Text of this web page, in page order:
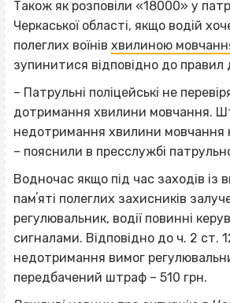
Також як розповіли «18000» у
Черкаської області, якщо водій
полеглих воїнів хвилиною
зупинитися відповідно до правил
– Патрульні поліцейські не
дотримання хвилини мовчання.
недотримання хвилини мовчання
– пояснили в пресслужбі
Водночас якщо під час заходів із
памʼяті полеглих захисників
регулювальник, водії повинні
сигналами. Відповідно до ч. 2 ст.
недотримання вимог
передбачений штраф – 510 грн.